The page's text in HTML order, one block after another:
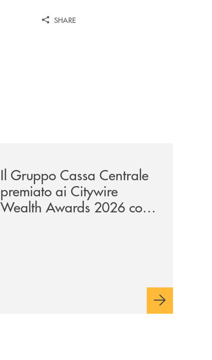
SHARE
Il Gruppo Cassa Centrale
premiato ai Citywire
Wealth Awards 2026 come